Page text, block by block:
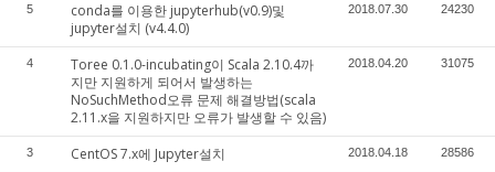
5
conda를 이용한 jupyterhub(v0.9)및
jupyter설치 (v4.4.0)
2018.07.30 24230
4
Toree 0.1.0-incubating이 Scala 2.10.4까
지만 지원하게 되어서 발생하는
NoSuchMethod오류 문제 해결방법(scala
2.11.x을 지원하지만 오류가 발생할 수 있음)
2018.04.20 31075
3 CentOS 7.x에 Jupyter설치 2018.04.18 28586